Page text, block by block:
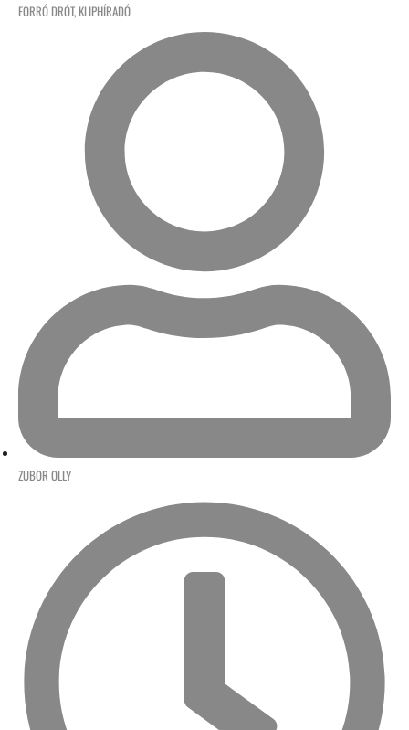
FORRÓ DRÓT, KLIPHÍRADÓ
ZUBOR OLLY